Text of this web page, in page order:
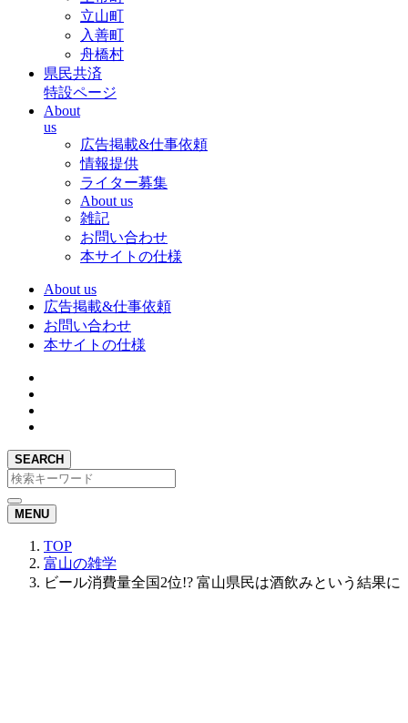
立山町
入善町
舟橋村
県民共済
特設ページ
About
us
広告掲載&仕事依頼
情報提供
ライター募集
About us
雑記
お問い合わせ
本サイトの仕様
About us
広告掲載&仕事依頼
お問い合わせ
本サイトの仕様
SEARCH
MENU
TOP
富山の雑学
ビール消費量全国2位!? 富山県民は酒飲みという結果に